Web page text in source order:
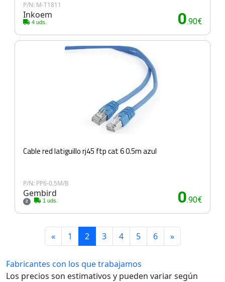
P/N: M-T1811
Inkoem
4 uds. 0.90€
Cable red latiguillo rj45 ftp cat 6 0.5m azul
P/N: PP6-0.5M/B
Gembird
2 1 uds. 0.90€
« 1 2 3 4 5 6 »
Fabricantes con los que trabajamos
Los precios son estimativos y pueden variar según